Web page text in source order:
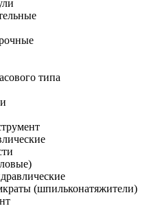
типа
(шпильконатяжители)